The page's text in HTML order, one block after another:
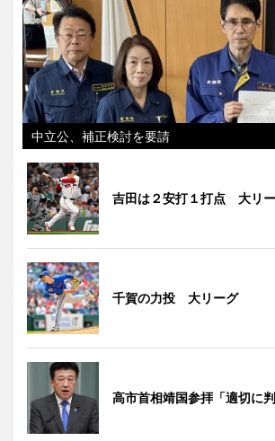
中立公、補正検討を要請
吉田は２安打１打点 大リ
千賀の力投 大リーグ
高市首相靖国参拝「適切に判